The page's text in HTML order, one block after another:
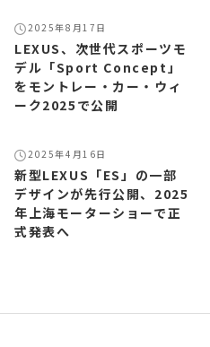
2025年8月17日
LEXUS、次世代スポーツモ
デル「Sport Concept」
をモントレー・カー・ウィ
ーク2025で公開
2025年4月16日
新型LEXUS「ES」の一部
デザインが先行公開、2025
年上海モーターショーで正
式発表へ